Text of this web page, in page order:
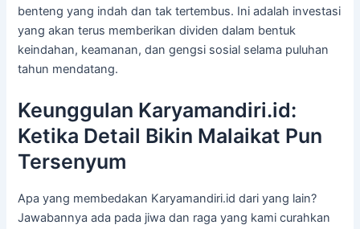
benteng yang indah dan tak tertembus. Ini adalah investasi
yang akan terus memberikan dividen dalam bentuk
keindahan, keamanan, dan gengsi sosial selama puluhan
tahun mendatang.
Keunggulan Karyamandiri.id:
Ketika Detail Bikin Malaikat Pun
Tersenyum
Apa yang membedakan Karyamandiri.id dari yang lain?
Jawabannya ada pada jiwa dan raga yang kami curahkan